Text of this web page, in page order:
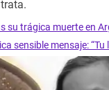
su trágica muerte en
sensible mensaje: “Tu